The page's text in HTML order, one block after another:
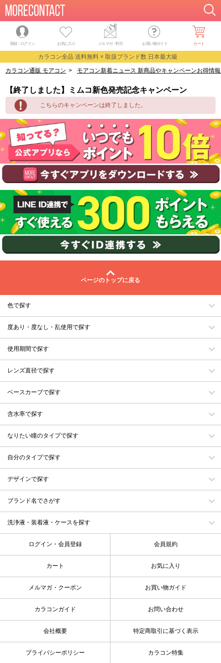
登録・ログイン お気に入り メルマガ・割引 お買い物ガイド カート
カラコン全品 送料無料 × 取扱ブランド数 日本最大級
カラコン通販 モアコン > モアコン新着ニュース 新商品やキャンペーンお得情
【終了しました】ミムコ新色発売記念キャンペーン
こちらのキャンペーンは終了しました。
ページのトップに戻る
色で探す
度あり・度なし・乱使用で探す
使用期間で探す
レンズ直径で探す
ベースカーブで探す
含水率で探す
なりたい瞳のタイプで探す
自分のタイプで探す
デザインで探す
ブランド名でさがす
洗浄液・装着液・ケースを探す
ログイン・会員登録 会員規約
カート お気に入り
メルマガ・クーポン お買い物ガイド
カラコンガイド お問い合わせ
会社概要 特定商取引に基づく表示
プライバシーポリシー カラコン特集